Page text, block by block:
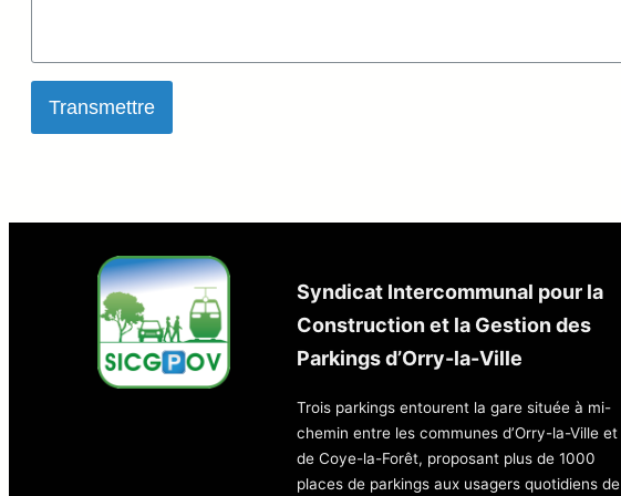
Transmettre
Syndicat Intercommunal pour la
Construction et la Gestion des
Parkings d’Orry-la-Ville
Trois parkings entourent la gare située à mi-
chemin entre les communes d’Orry-la-Ville et
de Coye-la-Forêt, proposant plus de 1000
places de parkings aux usagers quotidiens de